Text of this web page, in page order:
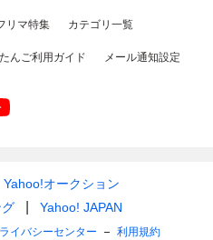
リマ特集 カテゴリ一覧
んご利用ガイド メール通知設定
Yahoo!オークション
Yahoo! JAPAN
イバシーセンター 利用規約